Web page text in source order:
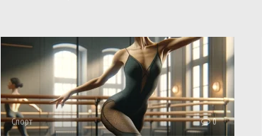
Спорт 0